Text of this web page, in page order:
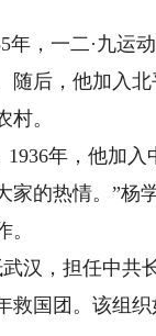
，一二·九运
随后，他加入
。
年，他加入
的热情。”杨
汉，担任中共
救国团。该组